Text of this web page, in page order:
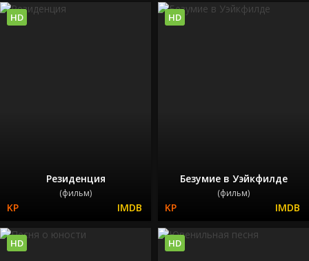
Резиденция
(фильм)
HD
Безумие в Уэйкфилде
(фильм)
HD
HD HD